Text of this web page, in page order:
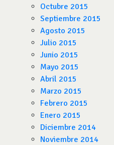
Octubre 2015
Septiembre 2015
Agosto 2015
Julio 2015
Junio 2015
Mayo 2015
Abril 2015
Marzo 2015
Febrero 2015
Enero 2015
Diciembre 2014
Noviembre 2014